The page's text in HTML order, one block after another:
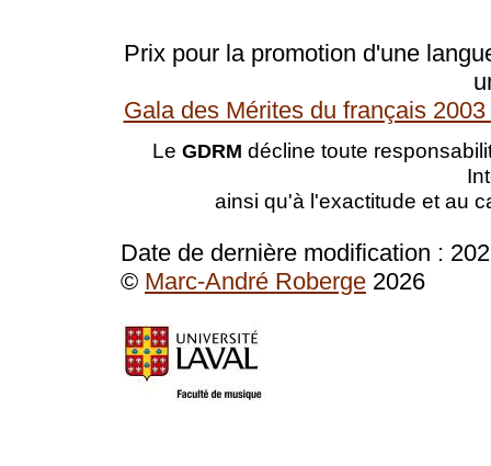
Prix pour la promotion d'une
Gala des Mérites du français
Le GDRM décline toute
ainsi qu'à l'exactitude et au
Date de dernière modification :
© Marc-André Roberge 2026